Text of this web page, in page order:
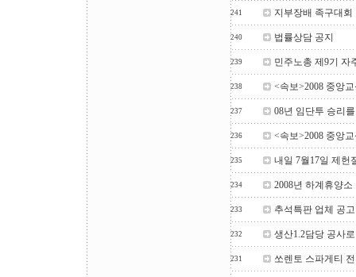
241 지부장배 족구대
240 법률상담 공지
239 민주노총 제9기 자
238 <속보>2008 중앙
237 08년 임단투 승리
236 <속보>2008 중앙
235 내일 7월17일 제헌
234 2008년 하계휴양소
233 추석특판 업체 공고
232 생산1.2담당 공사
231 쏘렌토 스파게티